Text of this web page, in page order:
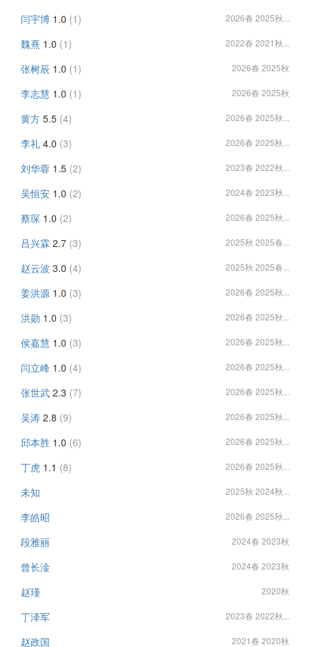
闫宇博 1.0 (1) 2026春 2025秋...
魏熹 1.0 (1) 2022春 2021秋...
张树辰 1.0 (1) 2026春 2025秋
李志慧 1.0 (1) 2026春 2025秋
黄方 5.5 (4) 2026春 2025秋...
李礼 4.0 (3) 2026春 2025秋...
刘华蓉 1.5 (2) 2023春 2022秋...
吴恒安 1.0 (2) 2024春 2023秋...
蔡琛 1.0 (2) 2026春 2025秋...
吕兴霖 2.7 (3) 2025秋 2025春...
赵云波 3.0 (4) 2025秋 2025春...
姜洪源 1.0 (3) 2026春 2025秋...
洪勋 1.0 (3) 2026春 2025秋...
侯嘉慧 1.0 (3) 2026春 2025秋...
闫立峰 1.0 (4) 2026春 2025秋...
张世武 2.3 (7) 2026春 2025秋...
吴涛 2.8 (9) 2026春 2025秋...
邱本胜 1.0 (6) 2026春 2025秋...
丁虎 1.1 (8) 2026春 2025秋...
未知 2025秋 2024秋...
李皓昭 2026春 2025秋...
段雅丽 2024春 2023秋
曾长淦 2024春 2023秋
赵瑾 2020秋
丁泽军 2023春 2022秋...
赵政国 2021春 2020秋